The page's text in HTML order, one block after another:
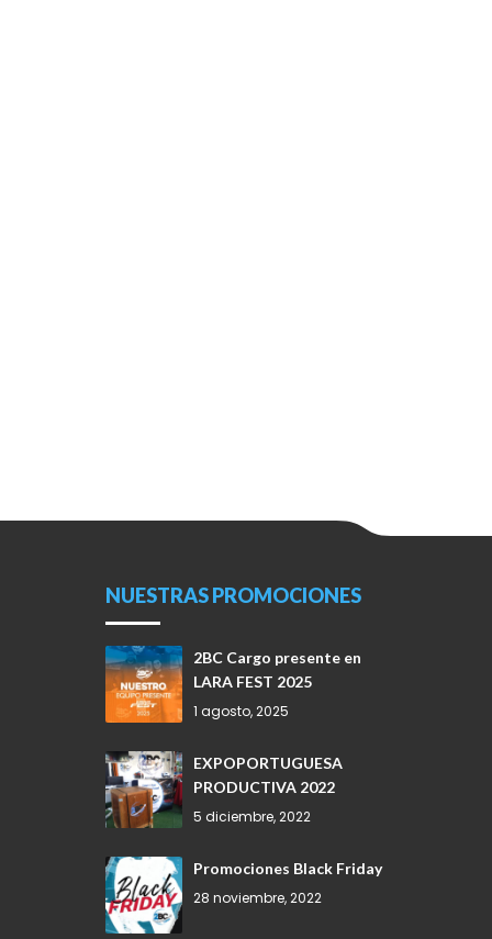
NUESTRAS PROMOCIONES
2BC Cargo presente en
LARA FEST 2025
1 agosto, 2025
EXPOPORTUGUESA
PRODUCTIVA 2022
5 diciembre, 2022
Promociones Black Friday
28 noviembre, 2022